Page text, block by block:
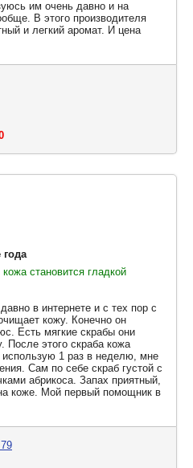
им очень давно и на
В этого производителя
и легкий аромат. И цена
года
становится гладкой
в интернете и с тех пор с
кожу. Конечно он
Есть мягкие скрабы они
После этого скраба кожа
использую 1 раз в неделю, мне
Сам по себе скраб густой с
абрикоса. Запах приятный,
коже. Мой первый помощник в